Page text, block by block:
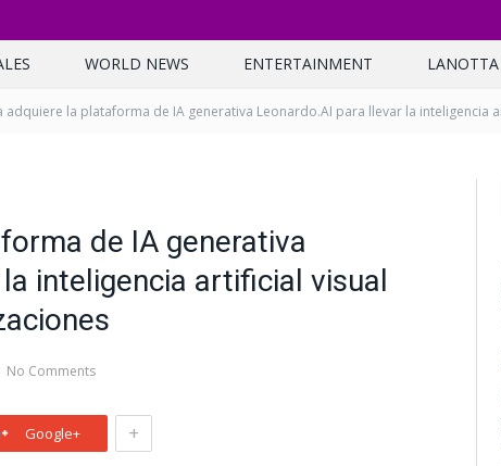
WORLD NEWS ENTERTAINMENT LANOTTA
adquiere la plataforma de IA generativa Leonardo.AI para llevar la inteligencia
de IA generativa
inteligencia artificial visual
No Comments
Google+ +